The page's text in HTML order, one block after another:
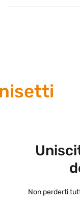
Non perderti